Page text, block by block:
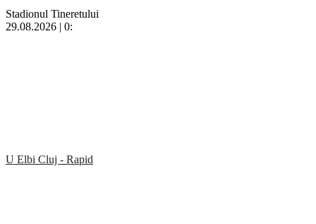
Stadionul Tineretului
29.08.2026 | 0:
U Elbi Cluj - Rapid